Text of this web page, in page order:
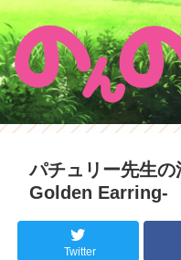
パチュリー先生
Golden Earring-
Twitter